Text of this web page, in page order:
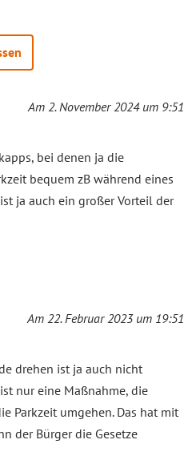
Am 2. November 2024 um 9:51
bei denen ja die
bequem zB während eines
ja auch ein großer Vorteil der
Am 22. Februar 2023 um 19:51
drehen ist ja auch nicht
nur eine Maßnahme, die
Parkzeit umgehen. Das hat mit
der Bürger die Gesetze